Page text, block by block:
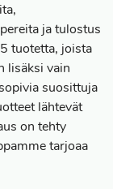
ja tulostus
tuotetta, joista
lisäksi vain
suosittuja
lähtevät
on tehty
tarjoaa